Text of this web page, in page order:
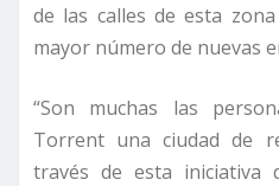
de las calles de esta
mayor número de nuevas
“Son muchas las
Torrent una ciudad de
través de esta iniciativa